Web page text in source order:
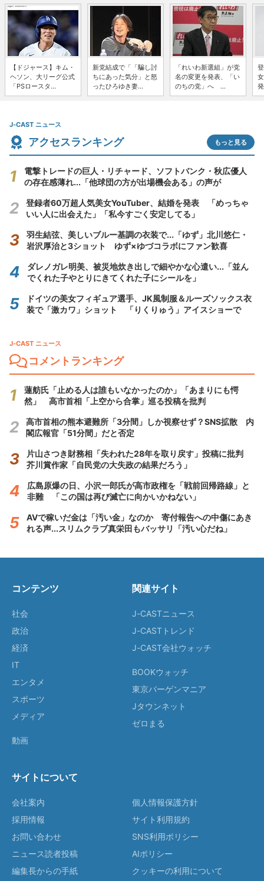
【ドジャース】キム・
ヘソン、大リーグ公式
「PSロースタ...
新党結成で「「騙し討
ちにあった気分」と怒
ったひろゆき妻...
「れいわ新選組」が党
名の変更を発表、「い
のちの党」へ ...
J-CAST ニュース
アクセスランキング もっと見る
電撃トレードの巨人・リチャード、ソフトバンク・秋広優人
の存在感薄れ...「他球団の方が出場機会ある」の声が
登録者60万超人気美女YouTuber、結婚を発表 「めっちゃ
いい人に出会えた」「私今すごく安定してる」
羽生結弦、美しいブルー基調の衣装で...「ゆず」北川悠仁・
岩沢厚治と3ショット ゆず×ゆづコラボにファン歓喜
ダレノガレ明美、被災地炊き出しで細やかな心遣い...「並ん
でくれた子やとりにきてくれた子にシールを」
ドイツの美女フィギュア選手、JK風制服＆ルーズソックス衣
装で「激カワ」ショット 「りくりゅう」アイスショーで
J-CAST ニュース
コメントランキング
蓮舫氏「止める人は誰もいなかったのか」「あまりにも愕
然」 高市首相「上空から合掌」巡る投稿を批判
高市首相の熊本避難所「3分間」しか視察せず？SNS拡散 内
閣広報官「51分間」だと否定
片山さつき財務相「失われた28年を取り戻す」投稿に批判
芥川賞作家「自民党の大失政の結果だろう」
広島原爆の日、小沢一郎氏が高市政権を「戦前回帰路線」と
非難 「この国は再び滅亡に向かいかねない」
AVで稼いだ金は「汚い金」なのか 寄付報告への中傷にあき
れる声...スリムクラブ真栄田もバッサリ「汚い心だね」
コンテンツ
社会
政治
経済
IT
エンタメ
スポーツ
メディア
動画
関連サイト
J-CASTニュース
J-CASTトレンド
J-CAST会社ウォッチ
BOOKウォッチ
東京バーゲンマニア
Jタウンネット
ゼロまる
サイトについて
会社案内
採用情報
お問い合わせ
ニュース読者投稿
編集長からの手紙
個人情報保護方針
サイト利用規約
SNS利用ポリシー
AIポリシー
クッキーの利用について